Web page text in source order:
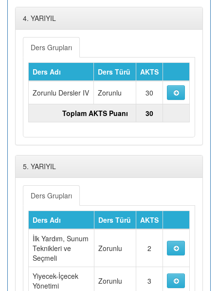
4. YARIYIL
Ders Grupları
Ders Adı Ders Türü AKTS
Zorunlu Dersler IV Zorunlu 30
Toplam AKTS Puanı 30
5. YARIYIL
Ders Grupları
Ders Adı Ders Türü
AKTS
İlk Yardım, Sunum
Teknikleri ve
Seçmeli
Zorunlu 2
Yiyecek-İçecek
Yönetimi
Zorunlu 3